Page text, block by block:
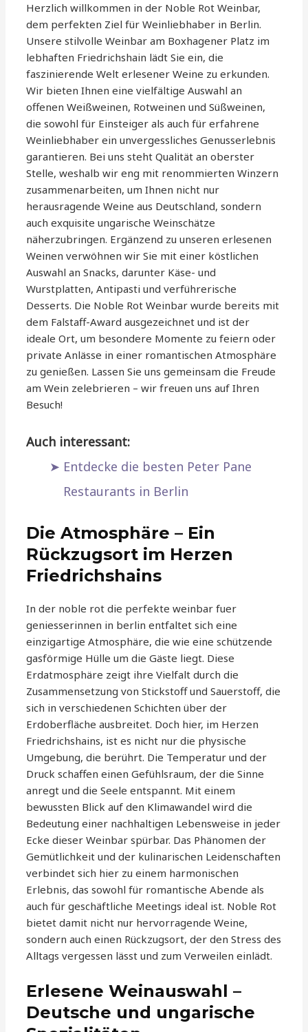
Herzlich willkommen in der Noble Rot Weinbar,
dem perfekten Ziel für Weinliebhaber in Berlin.
Unsere stilvolle Weinbar am Boxhagener Platz im
lebhaften Friedrichshain lädt Sie ein, die
faszinierende Welt erlesener Weine zu erkunden.
Wir bieten Ihnen eine vielfältige Auswahl an
offenen Weißweinen, Rotweinen und Süßweinen,
die sowohl für Einsteiger als auch für erfahrene
Weinliebhaber ein unvergessliches Genusserlebnis
garantieren. Bei uns steht Qualität an oberster
Stelle, weshalb wir eng mit renommierten Winzern
zusammenarbeiten, um Ihnen nicht nur
herausragende Weine aus Deutschland, sondern
auch exquisite ungarische Weinschätze
näherzubringen. Ergänzend zu unseren erlesenen
Weinen verwöhnen wir Sie mit einer köstlichen
Auswahl an Snacks, darunter Käse- und
Wurstplatten, Antipasti und verführerische
Desserts. Die Noble Rot Weinbar wurde bereits mit
dem Falstaff-Award ausgezeichnet und ist der
ideale Ort, um besondere Momente zu feiern oder
private Anlässe in einer romantischen Atmosphäre
zu genießen. Lassen Sie uns gemeinsam die Freude
am Wein zelebrieren – wir freuen uns auf Ihren
Besuch!
Auch interessant:
Entdecke die besten Peter Pane
Restaurants in Berlin
Die Atmosphäre – Ein
Rückzugsort im Herzen
Friedrichshains
In der noble rot die perfekte weinbar fuer
geniesserinnen in berlin entfaltet sich eine
einzigartige Atmosphäre, die wie eine schützende
gasförmige Hülle um die Gäste liegt. Diese
Erdatmosphäre zeigt ihre Vielfalt durch die
Zusammensetzung von Stickstoff und Sauerstoff, die
sich in verschiedenen Schichten über der
Erdoberfläche ausbreitet. Doch hier, im Herzen
Friedrichshains, ist es nicht nur die physische
Umgebung, die berührt. Die Temperatur und der
Druck schaffen einen Gefühlsraum, der die Sinne
anregt und die Seele entspannt. Mit einem
bewussten Blick auf den Klimawandel wird die
Bedeutung einer nachhaltigen Lebensweise in jeder
Ecke dieser Weinbar spürbar. Das Phänomen der
Gemütlichkeit und der kulinarischen Leidenschaften
verbindet sich hier zu einem harmonischen
Erlebnis, das sowohl für romantische Abende als
auch für geschäftliche Meetings ideal ist. Noble Rot
bietet damit nicht nur hervorragende Weine,
sondern auch einen Rückzugsort, der den Stress des
Alltags vergessen lässt und zum Verweilen einlädt.
Erlesene Weinauswahl –
Deutsche und ungarische